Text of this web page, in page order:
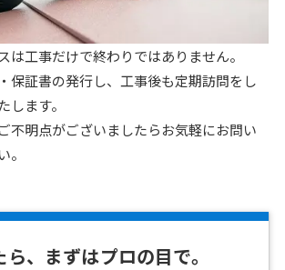
は工事だけで終わりではありません。
保証書の発行⁩し、工事後も定期訪問をし
します。
不明点がございましたらお気軽にお問い
。
、まずはプロの目で。